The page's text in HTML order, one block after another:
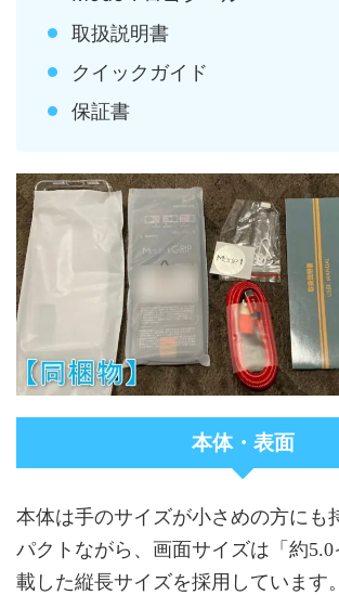
取扱説明書
クイックガイド
保証書
本体・表面
本体は手のサイズが小さめの方にも
パクトながら、画面サイズは「約
載した縦長サイズを採用しています。